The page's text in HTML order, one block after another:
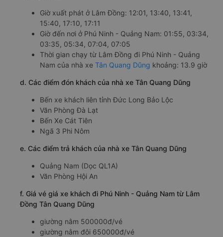
Giờ xuất phát ở Lâm Đồng: 12:01, 13:40, 13:41,
15:40, 17:10, 17:11
Giờ đến nơi ở Phú Ninh - Quảng Nam: 01:55, 03:34,
03:35, 05:34, 07:04, 07:05
Thời gian chạy từ Lâm Đồng đi Phú Ninh - Quảng
Nam của nhà xe Tân Quang Dũng khoảng: 13.9 giờ
d. Các điểm đón khách của nhà xe Tân Quang Dũng
Bến xe khách liên tỉnh Đức Long Bảo Lộc
Văn Phòng Đà Lạt
Bến Xe Cát Tiên
Ngã 3 Phi Nôm
e. Các điểm trả khách của nhà xe Tân Quang Dũng
Quảng Nam (Dọc QL1A)
Văn Phòng Hội An
f. Giá vé giá xe khách đi Phú Ninh - Quảng Nam từ Lâm
Đồng Tân Quang Dũng
giường nằm 500000đ/vé
giường nằm đôi 650000đ/vé